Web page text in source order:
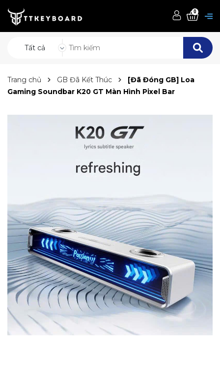
Tất cả
0
Trang chủ GB Đã Kết Thúc
[Đã Đóng GB] Loa
Gaming Soundbar K20 GT Màn Hình Pixel Bar